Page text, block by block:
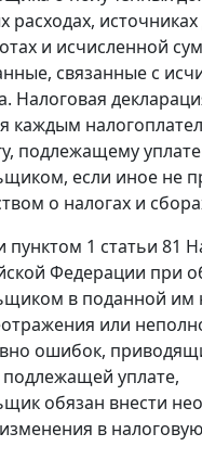
расходах,
и исчисленной
связанные с
Налоговая
каждым
подлежащему
если иное не
о налогах и
пунктом 1 статьи 81
Федерации при
в поданной им
или
ошибок,
уплате,
обязан внести
в